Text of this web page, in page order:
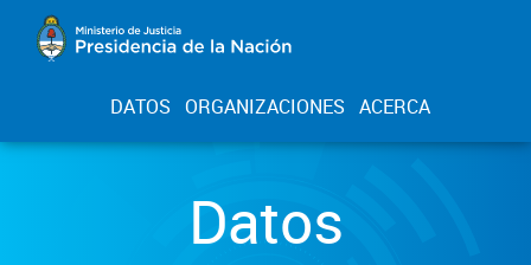
DATOS ORGANIZACIONES ACERCA
Datos